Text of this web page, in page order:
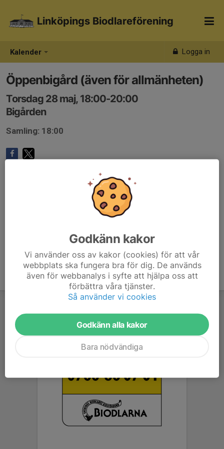
Kalender Logga in
Linköpings Biodlareförening
Öppenbigård (även för allmänheten)
Torsdag 28 maj, 18:00-20:00
Bigården
Samling: 18:00
Godkänn kakor
Vi använder oss av kakor (cookies) för att vår
webbplats ska fungera bra för dig. De används
även för webbanalys i syfte att hjälpa oss att
förbättra våra tjänster.
Så använder vi cookies
Godkänn alla kakor
Bara nödvändiga